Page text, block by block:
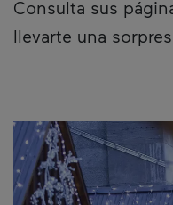
Consulta sus
llevarte una